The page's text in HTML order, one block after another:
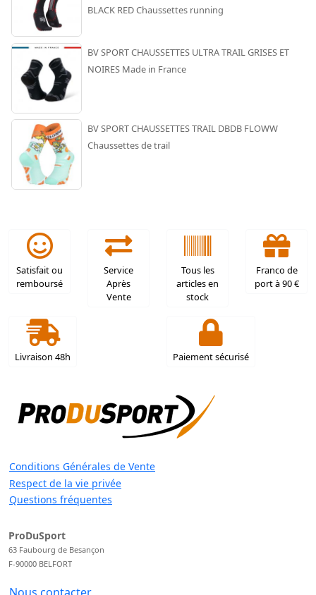
BLACK RED Chaussettes running
BV SPORT CHAUSSETTES ULTRA TRAIL GRISES ET
NOIRES Made in France
BV SPORT CHAUSSETTES TRAIL DBDB FLOWW
Chaussettes de trail
Satisfait ou
remboursé
Service
Après
Vente
Tous les
articles en
stock
Franco de
port à 90 €
Livraison 48h Paiement sécurisé
Conditions Générales de Vente
Respect de la vie privée
Questions fréquentes
ProDuSport
63 Faubourg de Besançon
F-90000 BELFORT